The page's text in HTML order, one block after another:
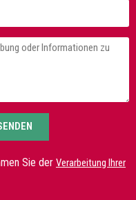
Sie der Verarbeitung Ihrer